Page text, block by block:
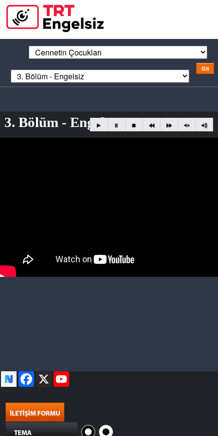
3. Bölüm - Engelsiz
Facebook
X YouTube